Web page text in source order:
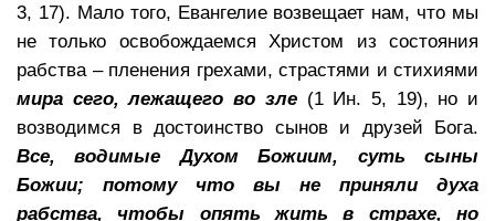
3, 17). Мало того, Евангелие возвещает нам, что мы
не только освобождаемся Христом из состояния
рабства – пленения грехами, страстями и стихиями
мира сего, лежащего во зле (1 Ин. 5, 19), но и
возводимся в достоинство сынов и друзей Бога.
Все, водимые Духом Божиим, суть сыны
Божии; потому что вы не приняли духа
рабства, чтобы опять жить в страхе, но